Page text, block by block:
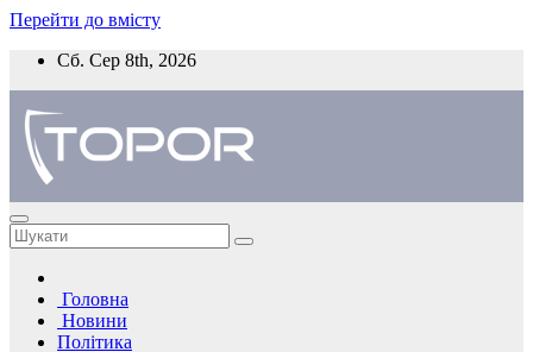
Перейти до вмісту
Сб. Сер 8th, 2026
Головна
Новини
Політика